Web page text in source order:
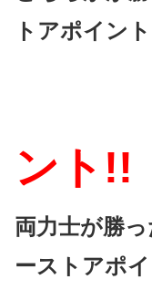
トアポイント
３
ント!!
両力士が勝
ーストアポ